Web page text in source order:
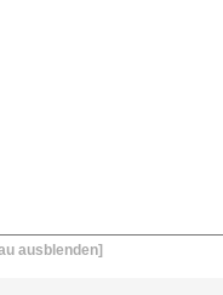
ausblenden]